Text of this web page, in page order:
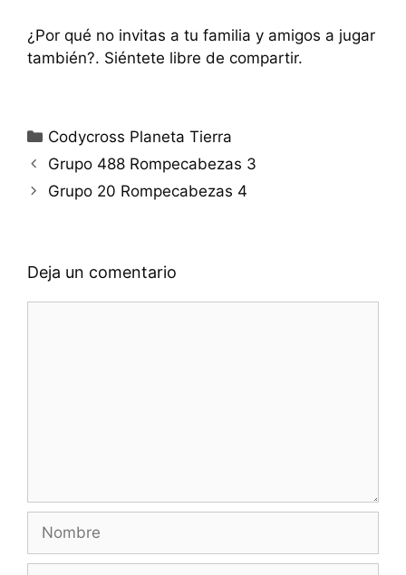
¿Por qué no invitas a tu familia y amigos a jugar
también?. Siéntete libre de compartir.
Categorías
Codycross Planeta Tierra
Grupo 488 Rompecabezas 3
Grupo 20 Rompecabezas 4
Deja un comentario
Nombre